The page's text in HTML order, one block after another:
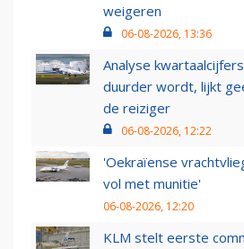
weigeren
06-08-2026, 13:36
Analyse
duurder wordt, lijkt
de reiziger
06-08-2026, 12:22
'Oekraïense
vol met munitie'
06-08-2026, 12:20
KLM stelt eerste